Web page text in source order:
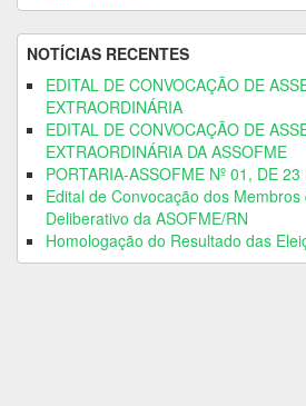
NOTÍCIAS RECENTES
EDITAL DE CONVOCAÇÃO DE
EXTRAORDINÁRIA
EDITAL DE CONVOCAÇÃO DE
EXTRAORDINÁRIA DA ASSOFME
PORTARIA-ASSOFME Nº 01, DE
Edital de Convocação dos Membros
Deliberativo da ASOFME/RN
Homologação do Resultado das